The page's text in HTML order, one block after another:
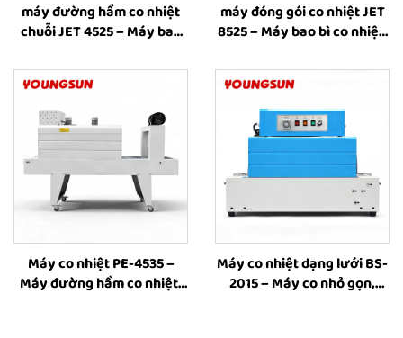
máy đường hầm co nhiệt
chuỗi JET 4525 – Máy bao
co nhiệt, thiết bị công
nghiệp dùng màng nhựa
plastic để bao bì sách, chai
và hộp
máy đóng gói co nhiệt JET
8525 – Máy bao bì co nhiệt,
gói co nhiệt dùng cho hộp
Máy co nhiệt PE-4535 –
Máy đường hầm co nhiệt,
Máy co nhiệt dạng lưới BS-
2015 – Máy co nhỏ gọn,